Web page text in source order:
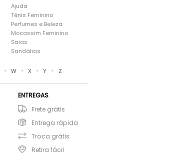
Ajuda
Tênis Feminino
Perfumes e Beleza
Mocassim Feminino
Saias
Sandálias
• W • X • Y • Z
ENTREGAS
Frete grátis
Entrega rápida
Troca grátis
Retira fácil